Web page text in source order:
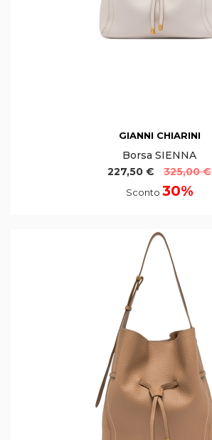
GIANNI CHIARINI
Borsa SIENNA
227,50 €
325,00 €
Sconto 30%